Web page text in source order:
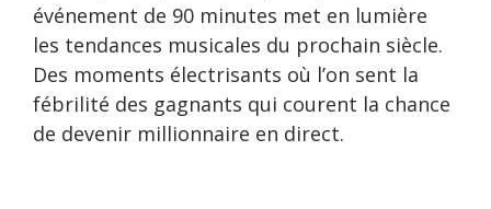
événement de 90 minutes met en lumière
les tendances musicales du prochain siècle.
Des moments électrisants où l’on sent la
fébrilité des gagnants qui courent la chance
de devenir millionnaire en direct.